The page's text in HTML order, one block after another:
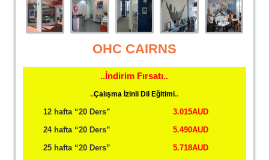
OHC CAIRNS
..İndirim Fırsatı..
..Çalışma İzinli Dil Eğitimi..
12 hafta “20 Ders”
3.015AUD
24 hafta “20 Ders”
5.490AUD
25 hafta “20 Ders”
5.718AUD